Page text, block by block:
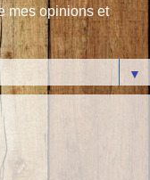
mes opinions et
▼